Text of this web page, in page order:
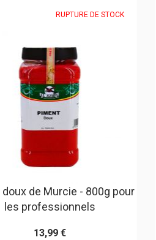
RUPTURE DE STOCK
de Murcie - 800g pour
les professionnels
13,99 €